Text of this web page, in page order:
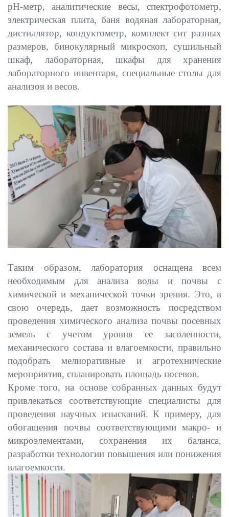
pH-метр, аналитические весы, спектрофотометр,
электрическая плита, баня водяная лабораторная,
дистиллятор, кондуктометр, комплект сит разных
размеров, бинокулярный микроскоп, сушильный
шкаф, лабораторная, шкафы для хранения
лабораторного инвентаря, специальные столы для
анализов и весов.
Таким образом, лаборатория оснащена всем
необходимым для анализа воды и почвы с
химической и механической точки зрения. Это, в
свою очередь, дает возможность посредством
проведения химического анализа почвы посевных
земель с учетом уровня ее засоленности,
механического состава и влагоемкости, правильно
подобрать мелиоративные и агротехнические
мероприятия, спланировать площадь посевов.
Кроме того, на основе собранных данных будут
привлекаться соответствующие специалисты для
проведения научных изысканий. К примеру, для
обогащения почвы соответствующими макро- и
микроэлементами, сохранения их баланса,
разработки технологии повышения или понижения
влагоемкости.